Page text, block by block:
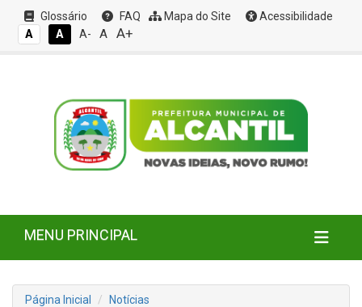
Glossário FAQ Mapa do Site
Acessibilidade
A
A A- A A+
MENU PRINCIPAL
Página Inicial
Notícias